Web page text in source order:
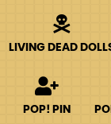
LIVING DEAD
POP! PIN